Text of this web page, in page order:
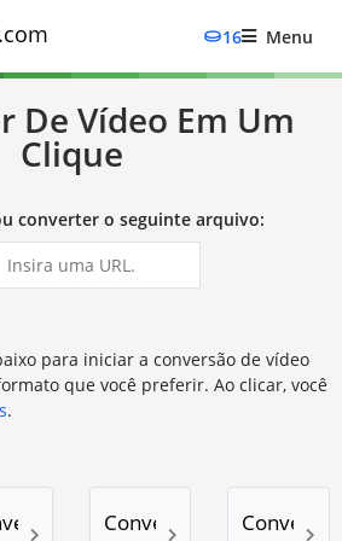
16 Menu
De Vídeo Em Um
Clique
converter o seguinte arquivo:
para iniciar a conversão de vídeo
que você preferir. Ao clicar, você
.
para TAR.BZ2
Converter para TAR.GZ
Converter